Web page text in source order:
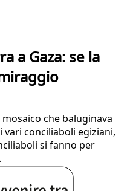
a Gaza: se la
che baluginava
conciliaboli egiziani,
si fanno per